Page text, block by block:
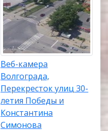
Веб-камера
Волгограда,
Перекресток улиц 30-
летия Победы и
Константина
Симонова